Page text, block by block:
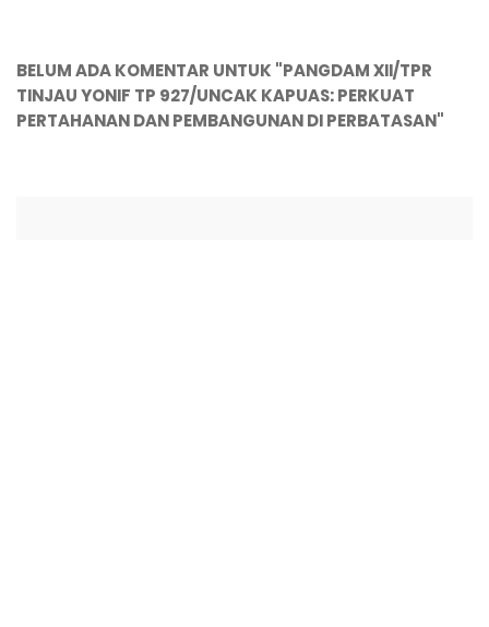
BELUM ADA KOMENTAR UNTUK "PANGDAM XII/TPR
TINJAU YONIF TP 927/UNCAK KAPUAS: PERKUAT
PERTAHANAN DAN PEMBANGUNAN DI PERBATASAN"